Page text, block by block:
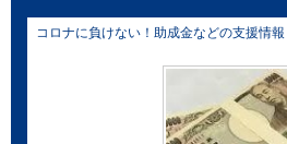
コロナに負けない！助成金などの支援情報